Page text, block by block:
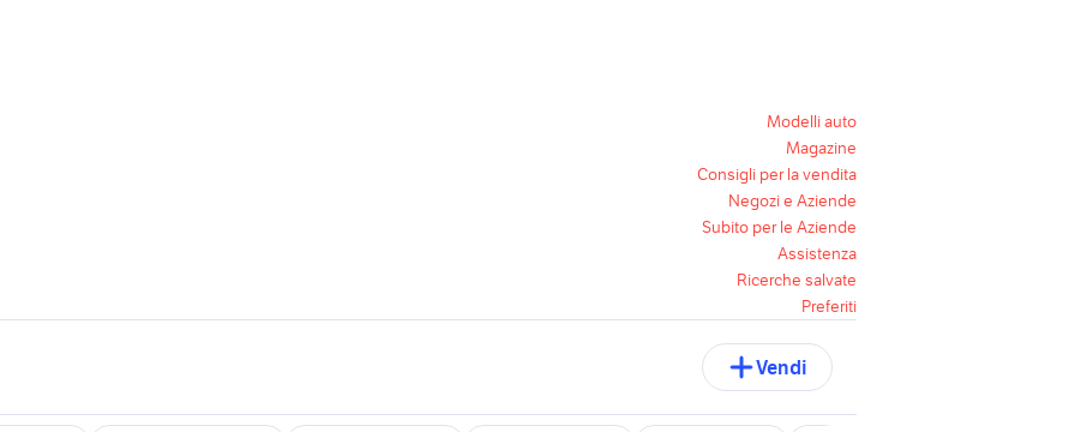
Modelli auto
Magazine
Consigli per la vendita
Negozi e Aziende
Subito per le Aziende
Assistenza
Ricerche salvate
Preferiti
Vendi